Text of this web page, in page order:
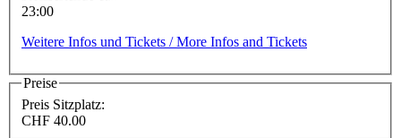
23:00
Weitere Infos und Tickets / More Infos and Tickets
Preise
Preis Sitzplatz:
CHF 40.00